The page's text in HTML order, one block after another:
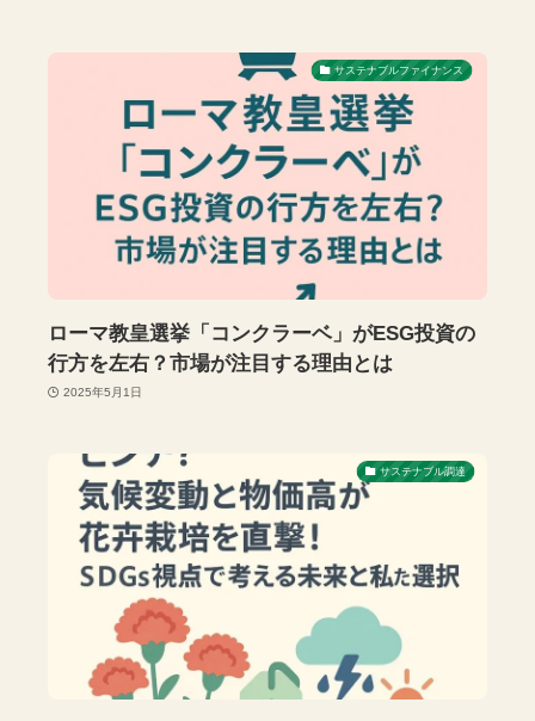
サステナブルファイナンス
ローマ教皇選挙「コンクラーベ」がESG投資の
行方を左右？市場が注目する理由とは
2025年5月1日
サステナブル調達